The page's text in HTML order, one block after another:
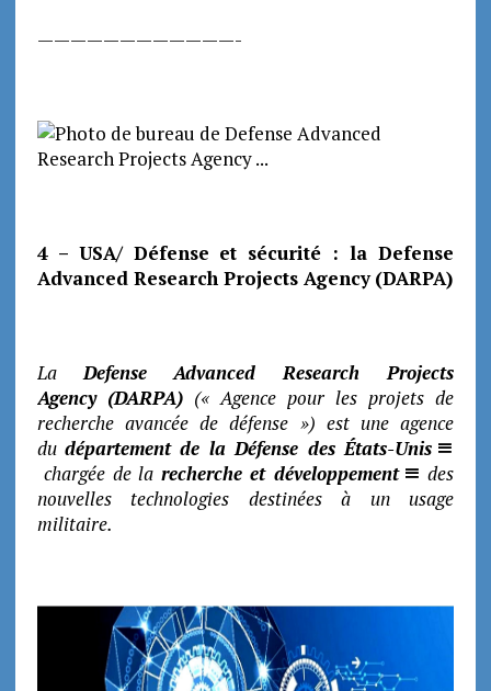
————————————-
4 – USA/ Défense et sécurité : la Defense
Advanced Research Projects Agency (DARPA)
LaDefense Advanced Research Projects
Agency (DARPA)(« Agence pour les projets de
recherche avancée de défense ») est une agence
du département de la Défense des États-Unis
chargée de la recherche et développement
des
nouvelles technologies destinées à un usage
militaire.